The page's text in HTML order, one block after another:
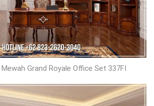
Grand Royale Office Set 337FI